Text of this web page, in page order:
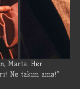
Marta. Her
Ne takım ama!”